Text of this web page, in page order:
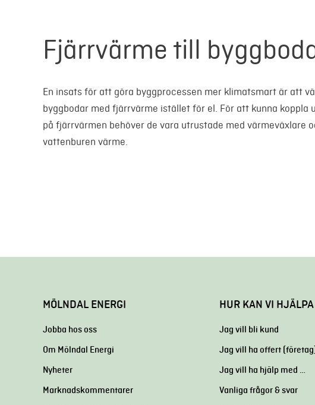
Fjärrvärme till
En insats för att göra byggprocessen mer klimatsmart är att
byggbodar med fjärrvärme istället för el. För att kunna koppla
på fjärrvärmen behöver de vara utrustade med värmeväxlare
vattenburen värme.
MÖLNDAL ENERGI
Jobba hos oss
Om Mölndal Energi
Nyheter
Marknadskommentarer
HUR KAN VI
Jag vill bli kund
Jag vill ha offert
Jag vill ha hjälp med …
Vanliga frågor & svar